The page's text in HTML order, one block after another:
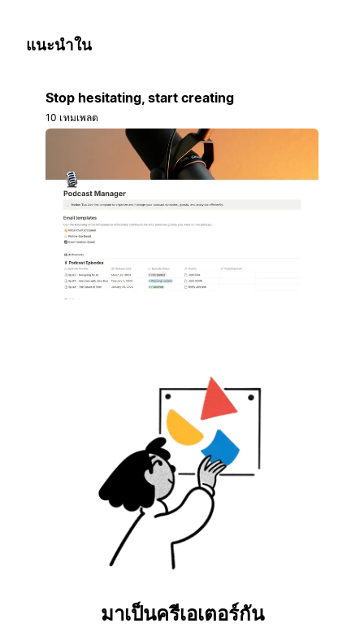
แนะนำใน
Stop hesitating, start creating
10 เทมเพลต
มาเป็นครีเอเตอร์กัน